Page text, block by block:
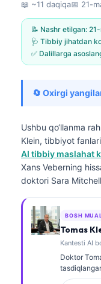
📖 ~11 daqiqa📅 21-
📝 Nashr etilgan:
🩺 Tibbiy jihatdan
✅ Dalillarga
🔄 Oxirgi
Ushbu qo‘llanma
Klein, tibbiyot
AI tibbiy maslahat
Xans Veberning
doktori Sara
BOSH
Tomas
Kantesti AI
Doktor